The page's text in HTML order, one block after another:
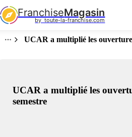
FranchiseMagasin
by  toute-la-franchise.com
UCAR a multiplié les
UCAR a multiplié les
semestre